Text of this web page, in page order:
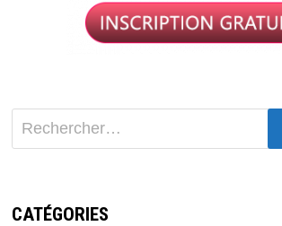
Rechercher :
CATÉGORIES